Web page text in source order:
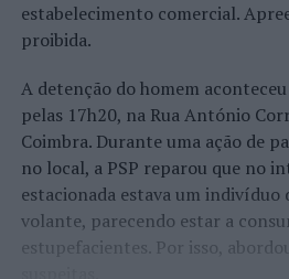
estabelecimento comercial.
proibida.
A detenção do homem
pelas 17h20, na Rua António
Coimbra. Durante uma ação de
no local, a PSP reparou que no
estacionada estava um indivíduo
volante, parecendo estar a
estupefacientes. Por isso,